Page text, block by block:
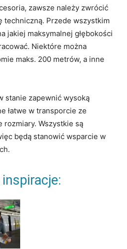
zawsze należy zwrócić
techniczną. Przede wszystkim
jakiej maksymalnej głębokości
Niektóre można
maks. 200 metrów, a inne
stanie zapewnić wysoką
łatwe w transporcie ze
rozmiary. Wszystkie są
będą stanowić wsparcie w